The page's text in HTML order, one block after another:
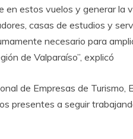
estos vuelos y generar la
casas de estudios y
necesario para
de Valparaíso”, explicó
de Empresas de Turismo,
presentes a seguir